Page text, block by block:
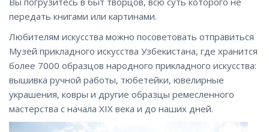
передать книгами или картинами.
Любителям искусства можно посоветовать отправиться
Музей прикладного искусства Узбекистана, где хранится
более 7000 образцов народного прикладного искусства:
вышивка ручной работы, тюбетейки, ювелирные
украшения, ковры и другие образцы ремесленного
мастерства с начала ХIХ века и до наших дней.